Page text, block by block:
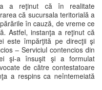
a reţinut că în realitate
că sucursala teritorială a
în cauză, de vreme ce
Astfel, instanţa a reţinut că
este împărţită pe direcţii şi
– Serviciul contencios din
şi-a însuşit şi a formulat
de către contestatoare
a respins ca neîntemeiată